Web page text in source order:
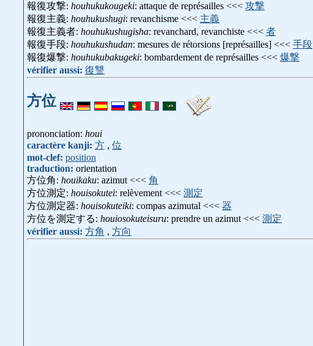
報復攻撃: houhukukougeki: attaque de représailles <<< 攻撃
報復主義: houhukushugi: revanchisme <<< 主義
報復主義者: houhukushugisha: revanchard, revanchiste <<< 者
報復手段: houhukushudan: mesures de rétorsions [représailles] <<< 手段
報復爆撃: houhukubakugeki: bombardement de représailles <<< 爆撃
vérifier aussi: 復讐
方位
prononciation: houi
caractère kanji: 方 , 位
mot-clef: position
traduction: orientation
方位角: houikaku: azimut <<< 角
方位測定: houisokutei: relèvement <<< 測定
方位測定器: houisokuteiki: compas azimutal <<< 器
方位を測定する: houiosokuteisuru: prendre un azimut <<< 測定
vérifier aussi: 方角 , 方向